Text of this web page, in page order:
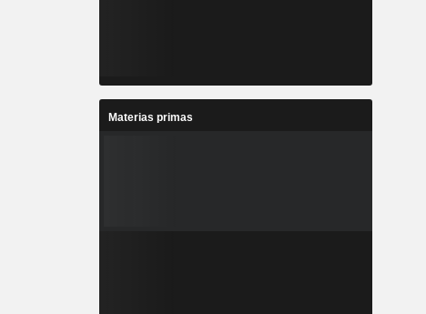
Materias primas